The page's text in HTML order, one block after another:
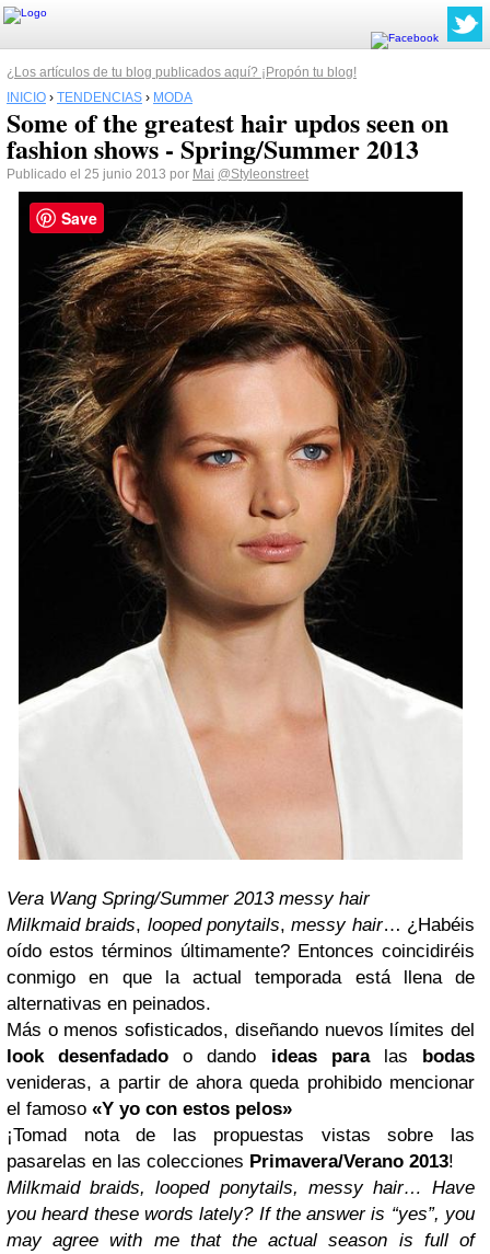
¿Los artículos de tu blog publicados aquí? ¡Propón tu blog!
INICIO › TENDENCIAS › MODA
Some of the greatest hair updos seen on
fashion shows - Spring/Summer 2013
Publicado el 25 junio 2013 por Mai @Styleonstreet
Vera Wang Spring/Summer 2013 messy hair
Milkmaid braids, looped ponytails,messy hair… ¿Habéis
oído estos términos últimamente? Entonces coincidiréis
conmigo en que la actual temporada está llena de
alternativas en peinados.
Más o menos sofisticados, diseñando nuevos límites del
look desenfadado o dando ideas para las bodas
venideras, a partir de ahora queda prohibido mencionar
el famoso «Y yo con estos pelos»
¡Tomad nota de las propuestas vistas sobre las
pasarelas en las colecciones Primavera/Verano 2013!
Milkmaid braids, looped ponytails, messy hair… Have
you heard these words lately? If the answer is “yes”, you
may agree with me that the actual season is full of
Save